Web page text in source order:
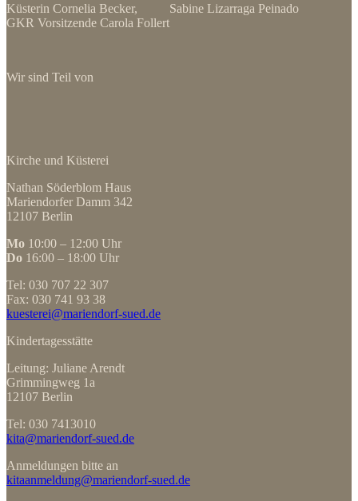
Küsterin Cornelia Becker, Sabine Lizarraga Peinado
GKR Vorsitzende Carola Follert
Wir sind Teil von
Kirche und Küsterei
Nathan Söderblom Haus
Mariendorfer Damm 342
12107 Berlin
Mo 10:00 – 12:00 Uhr
Do 16:00 – 18:00 Uhr
Tel: 030 707 22 307
Fax: 030 741 93 38
kuesterei@mariendorf-sued.de
Kindertagesstätte
Leitung: Juliane Arendt
Grimmingweg 1a
12107 Berlin
Tel: 030 7413010
kita@mariendorf-sued.de
Anmeldungen bitte an
kitaanmeldung@mariendorf-sued.de